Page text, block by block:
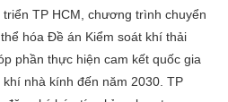
TP HCM, chương trình chuyển
hóa Đề án Kiểm soát khí thải
phần thực hiện cam kết quốc gia
nhà kính đến năm 2030. TP